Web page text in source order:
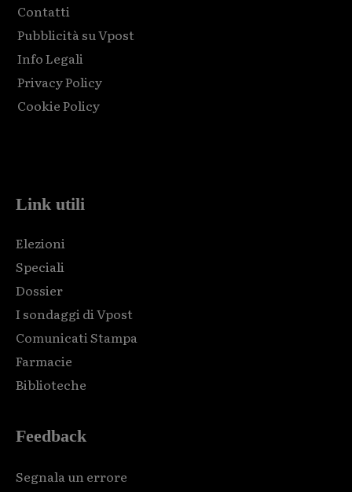
Contatti
Pubblicità su Vpost
Info Legali
Privacy Policy
Cookie Policy
Link utili
Elezioni
Speciali
Dossier
I sondaggi di Vpost
Comunicati Stampa
Farmacie
Biblioteche
Feedback
Segnala un errore